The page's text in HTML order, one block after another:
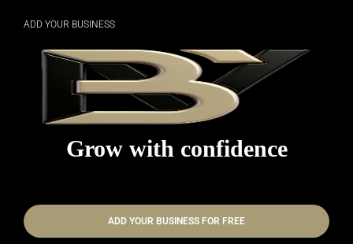
Grow with confidence